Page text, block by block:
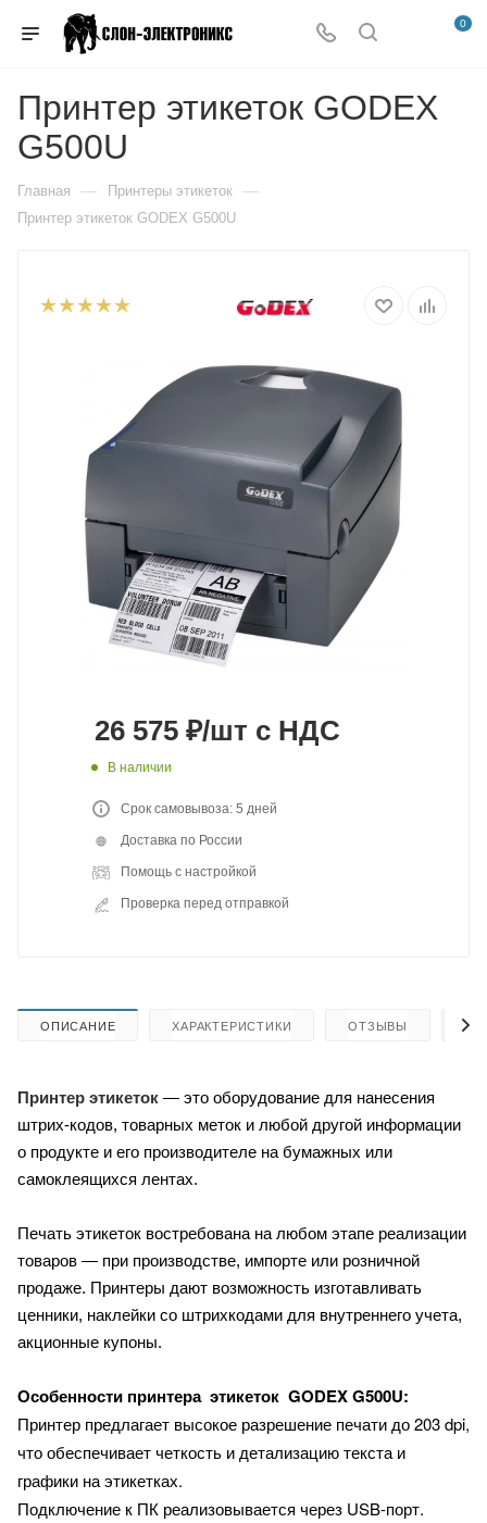
0
Принтер этикеток GODEX
G500U
Главная — Принтеры этикеток —
Принтер этикеток GODEX G500U
26 575 ₽/шт с НДС
В наличии
Срок самовывоза: 5 дней
Доставка по России
Помощь с настройкой
Проверка перед отправкой
ОПИСАНИЕ ХАРАКТЕРИСТИКИ ОТЗЫВЫ
Принтер этикеток — это оборудование для нанесения
штрих-кодов, товарных меток и любой другой информации
о продукте и его производителе на бумажных или
самоклеящихся лентах.
Печать этикеток востребована на любом этапе реализации
товаров — при производстве, импорте или розничной
продаже. Принтеры дают возможность изготавливать
ценники, наклейки со штрихкодами для внутреннего учета,
акционные купоны.
Особенности принтера этикеток GODEX G500U:
Принтер предлагает высокое разрешение печати до 203 dpi,
что обеспечивает четкость и детализацию текста и
графики на этикетках.
Подключение к ПК реализовывается через USB-порт.